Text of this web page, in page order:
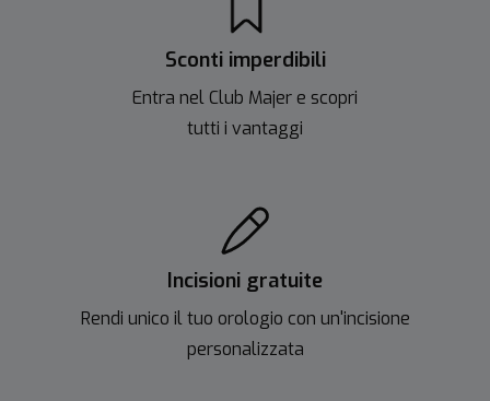
Sconti imperdibili
Entra nel Club Majer e scopri
tutti i vantaggi
Incisioni gratuite
Rendi unico il tuo orologio con un'incisione
personalizzata